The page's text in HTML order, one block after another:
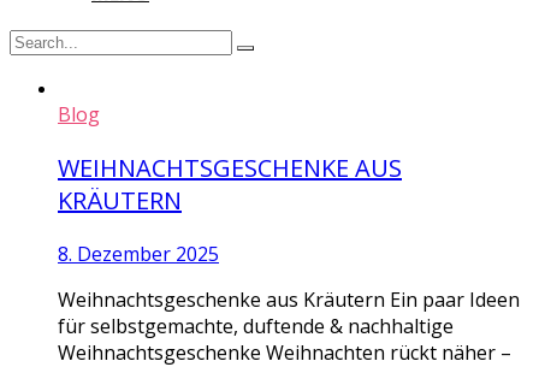
Blog
WEIHNACHTSGESCHENKE AUS
KRÄUTERN
8. Dezember 2025
Weihnachtsgeschenke aus Kräutern Ein paar Ideen
für selbstgemachte, duftende & nachhaltige
Weihnachtsgeschenke Weihnachten rückt näher –